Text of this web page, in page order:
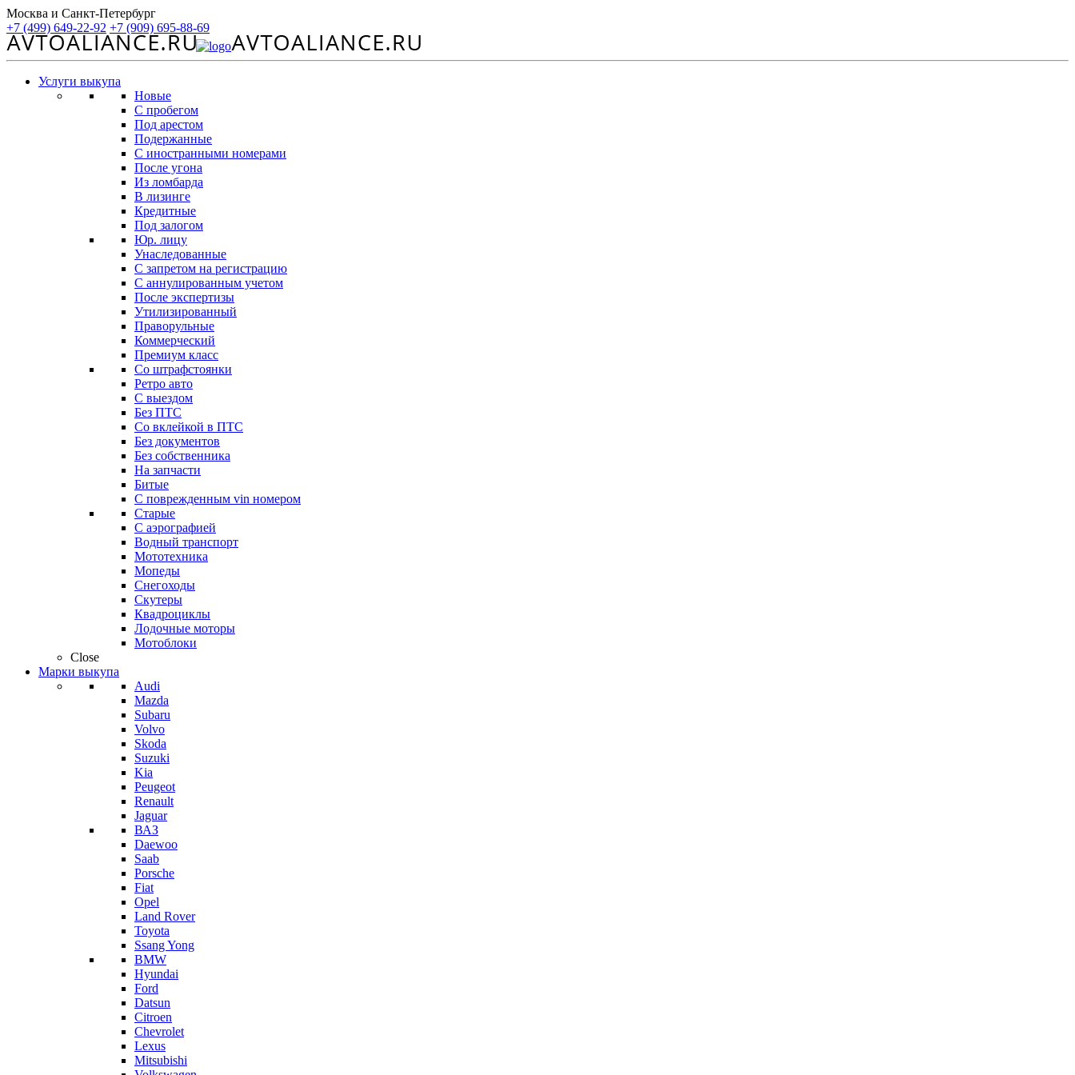
Москва и Санкт-Петербург
+7 (499) 649-22-92 +7 (909) 695-88-69
Услуги выкупа
Новые
С пробегом
Под арестом
Подержанные
С иностранными номерами
После угона
Из ломбарда
В лизинге
Кредитные
Под залогом
Юр. лицу
Унаследованные
С запретом на регистрацию
С аннулированным учетом
После экспертизы
Утилизированный
Праворульные
Коммерческий
Премиум класс
Со штрафстоянки
Ретро авто
С выездом
Без ПТС
Со вклейкой в ПТС
Без документов
Без собственника
На запчасти
Битые
С поврежденным vin номером
Старые
С аэрографией
Водный транспорт
Мототехника
Мопеды
Снегоходы
Скутеры
Квадроциклы
Лодочные моторы
Мотоблоки
Close
Марки выкупа
Audi
Mazda
Subaru
Volvo
Skoda
Suzuki
Kia
Peugeot
Renault
Jaguar
ВАЗ
Daewoo
Saab
Porsche
Fiat
Opel
Land Rover
Toyota
Ssang Yong
BMW
Hyundai
Ford
Datsun
Citroen
Chevrolet
Lexus
Mitsubishi